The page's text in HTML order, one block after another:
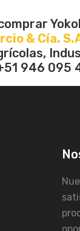
& Cía.
946 095